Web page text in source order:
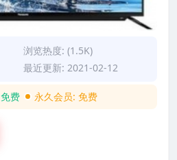
浏览热度: (1.5K)
最近更新: 2021-02-12
免费 永久会员: 免费